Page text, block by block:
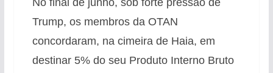
No final de junho, sob forte pressão de
Trump, os membros da OTAN
concordaram, na cimeira de Haia, em
destinar 5% do seu Produto Interno Bruto